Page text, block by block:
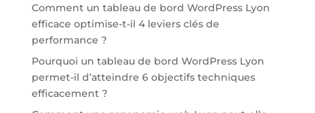
Comment un tableau de bord WordPress Lyon
efficace optimise-t-il 4 leviers clés de
performance ?
Pourquoi un tableau de bord WordPress Lyon
permet-il d’atteindre 6 objectifs techniques
efficacement ?